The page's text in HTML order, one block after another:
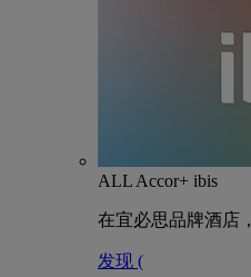
ALL Accor+ ibis
在宜必思品牌酒店，
发现 (